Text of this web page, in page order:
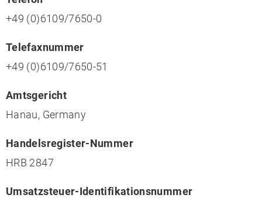
+49 (0)6109/7650-0
Telefaxnummer
+49 (0)6109/7650-51
Amtsgericht
Hanau, Germany
Handelsregister-Nummer
HRB 2847
Umsatzsteuer-Identifikationsnummer